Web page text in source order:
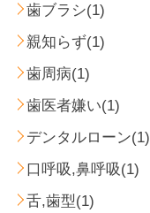
歯ブラシ(1)
親知らず(1)
歯周病(1)
歯医者嫌い(1)
デンタルローン(1)
口呼吸,鼻呼吸(1)
舌,歯型(1)